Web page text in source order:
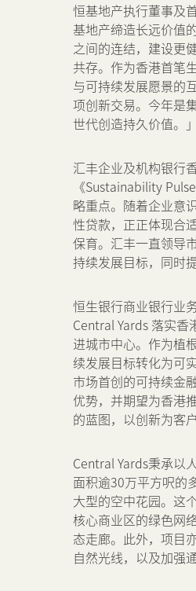
恒基地产执行董事及
基地产缔造长远价值
之间的连结，建设更
共存。作为香港首笔
与可持续发展愿景的
项创新交易。今年是
世代创造持久价值。」
汇丰企业及机构银行
《Sustainability
略重点。随着企业意
性贷款，正正体现合
保育。汇丰一直领导
持续发展目标，同时
恒生银行商业银行业
Central Yards 落实
进城市中心。作为植
续发展目标转化为可
市场首创的可持续金
优势，并期望为香港
的蓝图，以创新为客
Central Yards秉承以
面积逾30万平方呎的
大型的空中花园。这
核心商业区的绿色网
态走廊。此外，项目
自然光线，以及加强